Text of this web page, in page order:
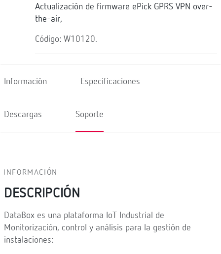
Actualización de firmware ePick GPRS VPN over-
the-air,
Código: W10120.
Información Especificaciones
Descargas Soporte
INFORMACIÓN
DESCRIPCIÓN
DataBox es una plataforma IoT Industrial de
Monitorización, control y análisis para la gestión de
instalaciones: